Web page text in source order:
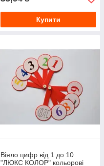
Купити
Віяло цифр від 1 до 10
"ЛЮКС КОЛОР" кольорові